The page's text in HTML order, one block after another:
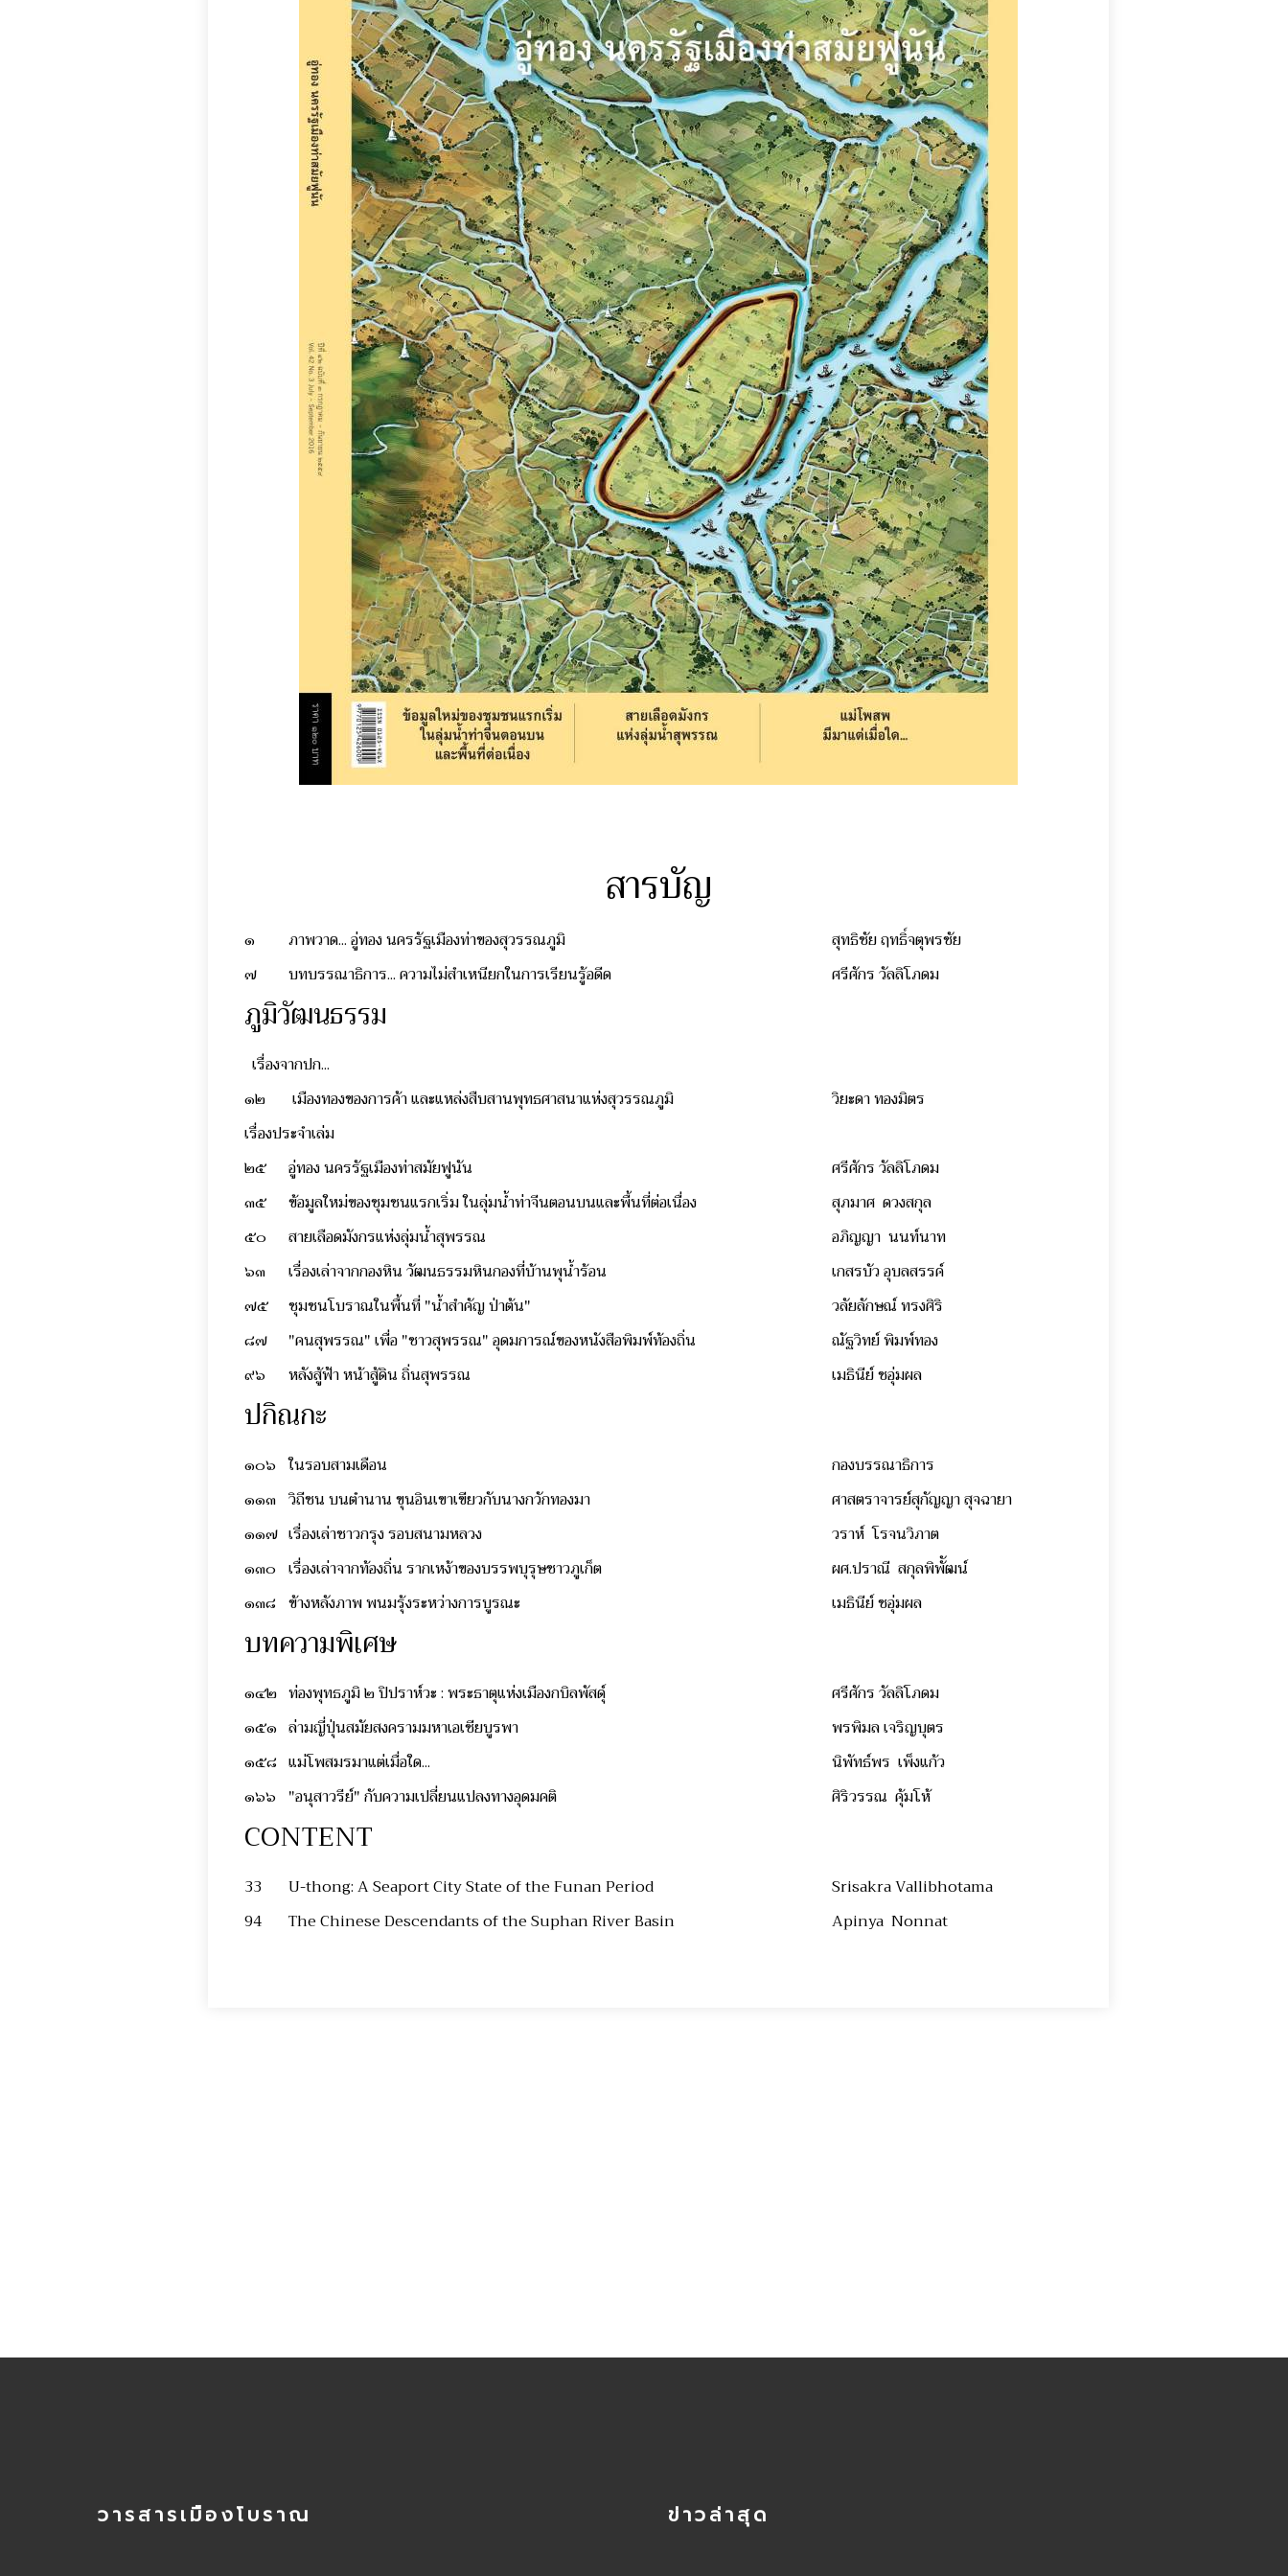
สารบัญ
๑ ภาพวาด... อู่ทอง นครรัฐเมืองท่าของสุวรรณภูมิ
สุทธิชัย ฤทธิ์จตุพรชัย
๗
บทบรรณาธิการ... ความไม่สำเหนียกในการเรียนรู้อดีด ศรีศักร วัลลิโภดม
ภูมิวัฒนธรรม
เรื่องจากปก...
๑๒
เมืองทองของการค้า และแหล่งสืบสานพุทธศาสนาแห่งสุวรรณภูมิ
วิยะดา ทองมิตร
เรื่องประจำเล่ม
๒๕
อู่ทอง นครรัฐเมืองท่าสมัยฟูนัน
ศรีศักร วัลลิโภดม
๓๕
ข้อมูลใหม่ของชุมชนแรกเริ่ม ในลุ่มน้ำท่าจีนตอนบนและพื้นที่ต่อเนื่อง
สุภมาศ ดวงสกุล
๕๐
สายเลือดมังกรแห่งลุ่มน้ำสุพรรณ
อภิญญา นนท์นาท
๖๓
เรื่องเล่าจากกองหิน วัฒนธรรมหินกองที่บ้านพุน้ำร้อน
เกสรบัว อุบลสรรค์
๗๕
ชุมชนโบราณในพื้นที่ "น้ำสำคัญ ป่าต้น"
วลัยลักษณ์ ทรงศิริ
๘๗
"คนสุพรรณ" เพื่อ "ชาวสุพรรณ" อุดมการณ์ของหนังสือพิมพ์ท้องถิ่น
ณัฐวิทย์ พิมพ์ทอง
๙๖
หลังสู้ฟ้า หน้าสู้ดิน ถิ่นสุพรรณ เมธินีย์ ชอุ่มผล
ปกิณกะ
๑๐๖ ในรอบสามเดือน
กองบรรณาธิการ
๑๑๓ วิถีชน บนตำนาน ขุนอินเขาเขียวกับนางกวักทองมา
ศาสตราจารย์สุกัญญา สุจฉายา
๑๑๗ เรื่องเล่าชาวกรุง รอบสนามหลวง
วราห์ โรจนวิภาต
๑๓๐ เรื่องเล่าจากท้องถิ่น รากเหง้าของบรรพบุรุษชาวภูเก็ต
ผศ.ปราณี สกุลพิพััฒน์
๑๓๘ ข้างหลังภาพ พนมรุ้งระหว่างการบูรณะ เมธินีย์ ชอุ่มผล
บทความพิเศษ
๑๔๒ ท่องพุทธภูมิ ๒ ปิปราห์วะ : พระธาตุแห่งเมืองกบิลพัสดุ์
ศรีศักร วัลลิโภดม
๑๕๑ ล่ามญี่ปุ่นสมัยสงครามมหาเอเชียบูรพา
พรพิมล เจริญบุตร
๑๕๘ แม่โพสมรมาแต่เมื่อใด...
นิพัทธ์พร เพ็งแก้ว
๑๖๖ "อนุสาวรีย์" กับความเปลี่ยนแปลงทางอุดมคติ ศิริวรรณ คุ้มโห้
CONTENT
33 U-thong: A Seaport City State of the Funan Period
Srisakra Vallibhotama
94
The Chinese Descendants of the Suphan River Basin Apinya Nonnat
วารสารเมืองโบราณ ข่าวล่าสุด